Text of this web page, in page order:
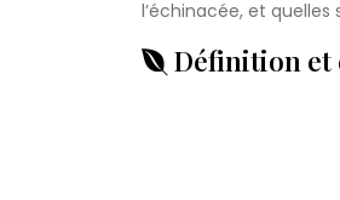
l’échinacée, et
Définition et